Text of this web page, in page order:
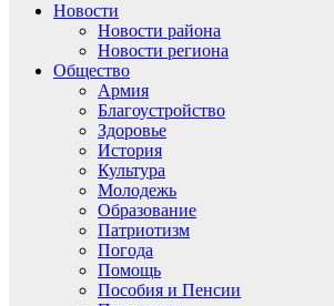
Новости
Новости района
Новости региона
Общество
Армия
Благоустройство
Здоровье
История
Культура
Молодежь
Образование
Патриотизм
Погода
Помощь
Пособия и Пенсии